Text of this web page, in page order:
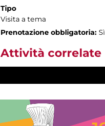
Tipo
Visita a tema
Prenotazione obbligatoria: Sì
Attività correlate